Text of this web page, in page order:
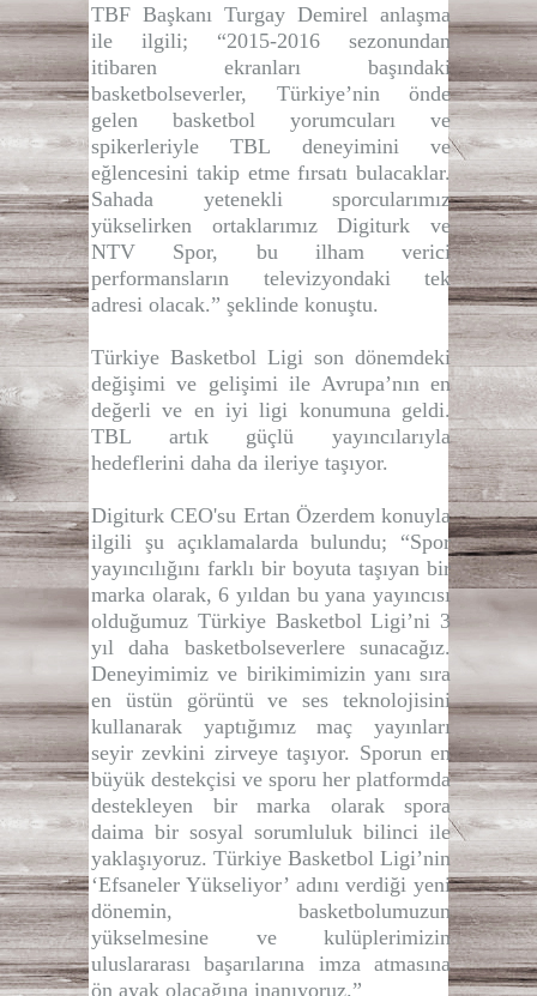
TBF Başkanı Turgay Demirel anlaşma
ile ilgili; “2015-2016 sezonundan
itibaren ekranları başındaki
basketbolseverler, Türkiye’nin önde
gelen basketbol yorumcuları ve
spikerleriyle TBL deneyimini ve
eğlencesini takip etme fırsatı bulacaklar.
Sahada yetenekli sporcularımız
yükselirken ortaklarımız Digiturk ve
NTV Spor, bu ilham verici
performansların televizyondaki tek
adresi olacak.” şeklinde konuştu.
Türkiye Basketbol Ligi son dönemdeki
değişimi ve gelişimi ile Avrupa’nın en
değerli ve en iyi ligi konumuna geldi.
TBL artık güçlü yayıncılarıyla
hedeflerini daha da ileriye taşıyor.
Digiturk CEO'su Ertan Özerdem konuyla
ilgili şu açıklamalarda bulundu; “Spor
yayıncılığını farklı bir boyuta taşıyan bir
marka olarak, 6 yıldan bu yana yayıncısı
olduğumuz Türkiye Basketbol Ligi’ni 3
yıl daha basketbolseverlere sunacağız.
Deneyimimiz ve birikimimizin yanı sıra
en üstün görüntü ve ses teknolojisini
kullanarak yaptığımız maç yayınları
seyir zevkini zirveye taşıyor. Sporun en
büyük destekçisi ve sporu her platformda
destekleyen bir marka olarak spora
daima bir sosyal sorumluluk bilinci ile
yaklaşıyoruz. Türkiye Basketbol Ligi’nin
‘Efsaneler Yükseliyor’ adını verdiği yeni
dönemin, basketbolumuzun
yükselmesine ve kulüplerimizin
uluslararası başarılarına imza atmasına
ön ayak olacağına inanıyoruz.”